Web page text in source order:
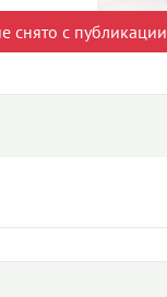
снято с публикации